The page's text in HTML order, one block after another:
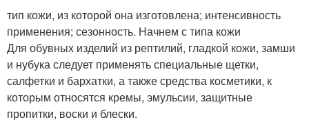
тип кожи, из которой она изготовлена; интенсивность
применения; сезонность. Начнем с типа кожи
Для обувных изделий из рептилий, гладкой кожи, замши
и нубука следует применять специальные щетки,
салфетки и бархатки, а также средства косметики, к
которым относятся кремы, эмульсии, защитные
пропитки, воски и блески.